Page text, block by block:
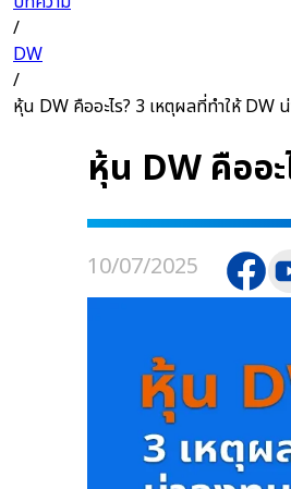
/
DW
/
หุ้น DW คืออะไร? 3 เหตุผลที่ทำให้ DW
หุ้น DW คืออ
10/07/2025